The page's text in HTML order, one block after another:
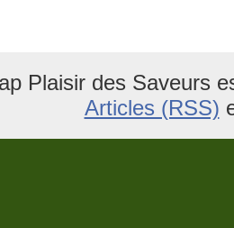
Plaisir des Saveurs
Articles (RSS)